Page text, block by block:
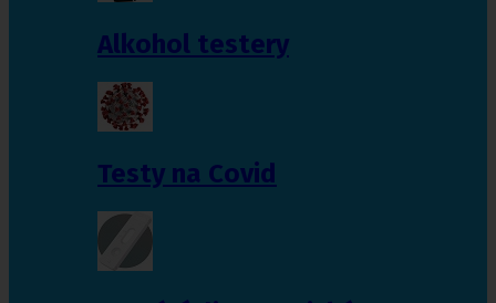
Alkohol testery
Testy na Covid